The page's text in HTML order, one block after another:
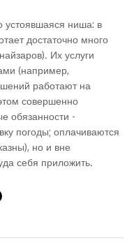
устоявшаяся ниша: в
достаточно много
Их услуги
(например,
работают на
совершенно
обязанности -
погоды; оплачиваются
но и вне
себя приложить.